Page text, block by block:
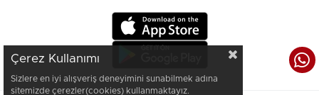
Çerez Kullanımı
Sizlere en iyi alışveriş deneyimini sunabilmek adına
sitemizde çerezler(cookies) kullanmaktayız.